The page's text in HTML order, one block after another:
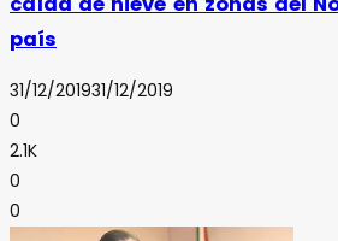
país
31/12/201931/12/2019
0
2.1K
0
0